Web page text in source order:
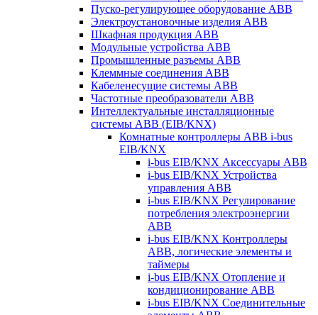
Пуско-регулирующее оборудование ABB
Электроустановочные изделия ABB
Шкафная продукция ABB
Модульные устройства ABB
Промышленные разъемы ABB
Клеммные соединения ABB
Кабеленесущие системы ABB
Частотные преобразователи ABB
Интеллектуальные инсталляционные
системы ABB (EIB/KNX)
Комнатные контроллеры ABB i-bus
EIB/KNX
i-bus EIB/KNX Аксессуары ABB
i-bus EIB/KNX Устройства
управления ABB
i-bus EIB/KNX Регулирование
потребления электроэнергии
ABB
i-bus EIB/KNX Контроллеры
ABB, логические элементы и
таймеры
i-bus EIB/KNX Отопление и
кондиционирование ABB
i-bus EIB/KNX Соединительные